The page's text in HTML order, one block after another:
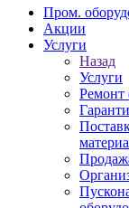
Пром.
Акции
Услуги
Назад
Услуги
Ремонт